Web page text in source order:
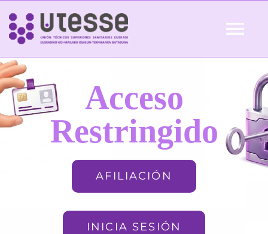
Skip
content
Inicio
QUIÉNES SOMOS Acceso
Restringido
AFILIACIÓN
INICIA SESIÓN